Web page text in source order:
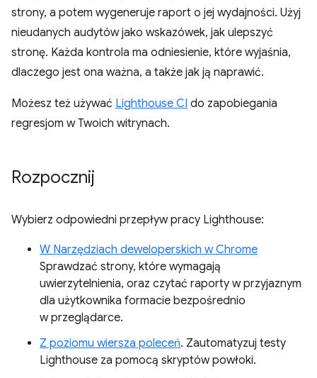
strony, a potem wygeneruje raport o jej wydajności. Użyj
nieudanych audytów jako wskazówek, jak ulepszyć
stronę. Każda kontrola ma odniesienie, które wyjaśnia,
dlaczego jest ona ważna, a także jak ją naprawić.
Możesz też używać Lighthouse CI do zapobiegania
regresjom w Twoich witrynach.
Rozpocznij
Wybierz odpowiedni przepływ pracy Lighthouse:
W Narzędziach deweloperskich w Chrome
Sprawdzać strony, które wymagają
uwierzytelnienia, oraz czytać raporty w przyjaznym
dla użytkownika formacie bezpośrednio
w przeglądarce.
Z poziomu wiersza poleceń. Zautomatyzuj testy
Lighthouse za pomocą skryptów powłoki.